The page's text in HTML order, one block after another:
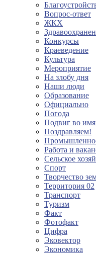
Вопрос-ответ
ЖКХ
Конкурсы
Краеведение
Культура
Мероприятие
На злобу дня
Наши люди
Образование
Официально
Погода
Подвиг во
Поздравляем!
Работа и
Сельское
Спорт
Творчество
Территория 02
Транспорт
Туризм
Факт
Фотофакт
Цифра
Эковектор
Экономика